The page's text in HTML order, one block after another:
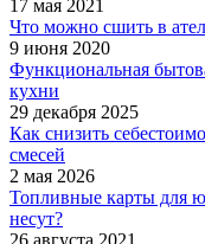
17 мая 2021
Что можно сшить в
9 июня 2020
Функциональная
кухни
29 декабря 2025
Как снизить
смесей
2 мая 2026
Топливные карты для
несут?
26 августа 2021